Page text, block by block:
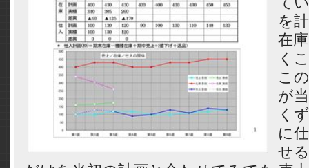
を
在
く
こ
が
く
に
せ